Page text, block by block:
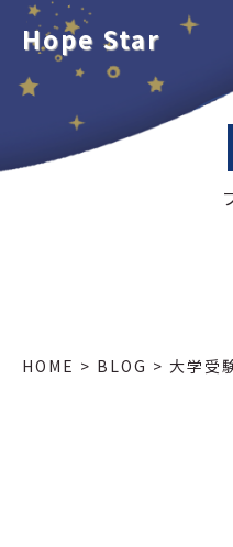
Hope Star
HOME > BLOG > 大学受